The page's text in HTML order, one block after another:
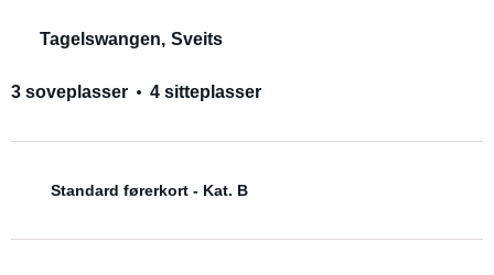
Tagelswangen, Sveits
3 soveplasser 4 sitteplasser
Standard førerkort - Kat. B